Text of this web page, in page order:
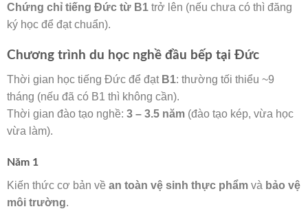
🧧
Chứng chỉ tiếng Đức từ B1 trở lên (nếu chưa có thì đăng
ký học để đạt chuẩn).
Chương trình du học nghề đầu bếp tại Đức
Thời gian học tiếng Đức để đạt B1: thường tối thiểu ~9
tháng (nếu đã có B1 thì không cần).
Thời gian đào tạo nghề: 3 – 3.5 năm (đào tạo kép, vừa học
vừa làm).
Năm 1
Kiến thức cơ bản về an toàn vệ sinh thực phẩm và bảo vệ
môi trường.